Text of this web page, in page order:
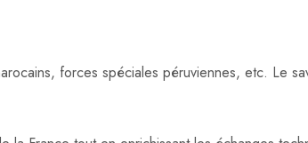
forces spéciales péruviennes, etc. Le